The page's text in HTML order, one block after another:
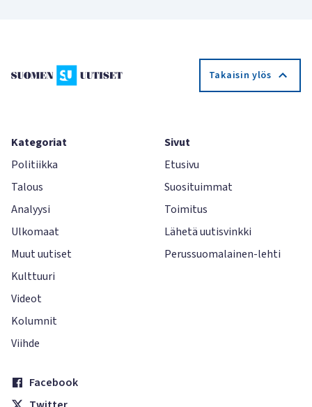
Takaisin ylös
Kategoriat
Politiikka
Talous
Analyysi
Ulkomaat
Muut uutiset
Kulttuuri
Videot
Kolumnit
Viihde
Sivut
Etusivu
Suosituimmat
Toimitus
Lähetä uutisvinkki
Perussuomalainen-lehti
Facebook